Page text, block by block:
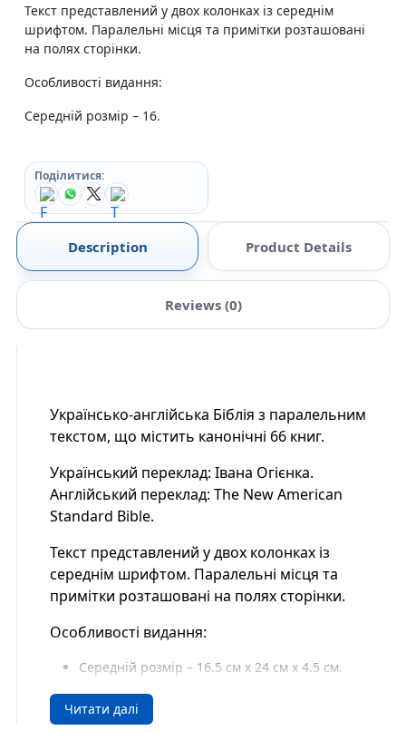
Текст представлений у двох колонках із середнім
шрифтом. Паралельні місця та примітки розташовані
на полях сторінки.
Особливості видання:
Середній розмір – 16.
Поділитися:
Description Product Details
Reviews (0)
Українсько-англійська Біблія з паралельним
текстом, що містить канонічні 66 книг.
Український переклад: Івана Огієнка.
Англійський переклад: The New American
Standard Bible.
Текст представлений у двох колонках із
середнім шрифтом. Паралельні місця та
примітки розташовані на полях сторінки.
Особливості видання:
Середній розмір – 16.5 см х 24 см х 4.5 см.
М’яка палітурка із італійського замінника
шкіри бордового кольору без застібки.
Читати далі